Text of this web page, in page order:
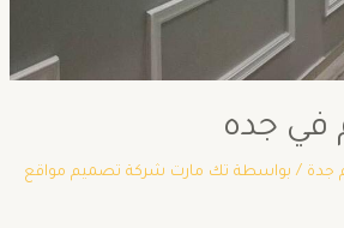
في جده
جدة / بواسطة تك مارت شركة تصميم مواقع